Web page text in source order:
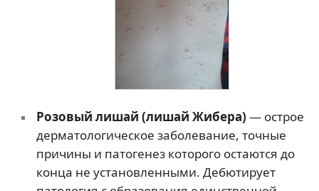
Розовый лишай (лишай Жибера) — острое
дерматологическое заболевание, точные
причины и патогенез которого остаются до
конца не установленными. Дебютирует